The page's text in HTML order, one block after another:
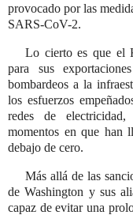
provocado por las
SARS-CoV-2.
Lo cierto es que el
para sus
bombardeos a la
los esfuerzos
redes de
momentos en que han
debajo de cero.
Más allá de las
de Washington y sus
capaz de evitar una